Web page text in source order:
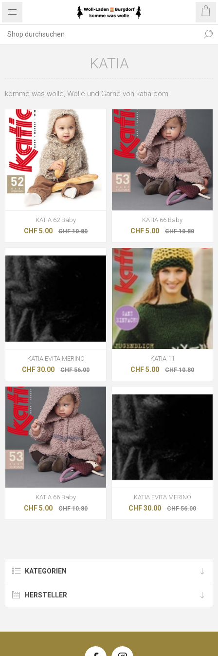
KATIA
komme was wolle, Wolle und Garne von katia.com
KATIA 62 Baby
CHF 5.00 CHF 10.80
KATIA 66 Baby
CHF 5.00 CHF 10.80
KATIA EVITA MERINO
CHF 30.00 CHF 56.00
KATIA 11
CHF 5.00 CHF 10.80
KATIA 66 Baby
CHF 5.00 CHF 10.80
KATIA EVITA MERINO
CHF 30.00 CHF 56.00
KATEGORIEN
HERSTELLER